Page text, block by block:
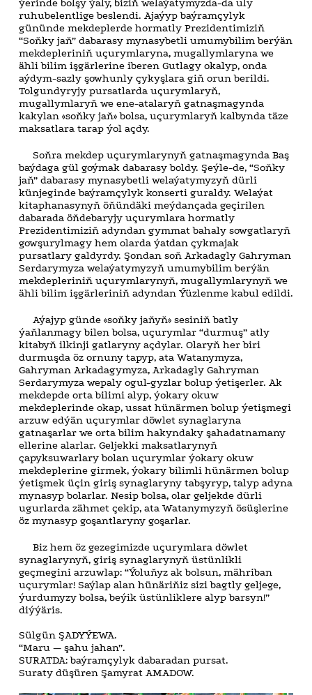
ýerinde bolşy ýaly, biziň welaýatymyzda-da uly
ruhubelentlige beslendi. Ajaýyp baýramçylyk
gününde mekdeplerde hormatly Prezidentimiziň
“Soňky jaň” dabarasy mynasybetli umumybilim berýän
mekdepleriniň uçurymlaryna, mugallymlaryna we
ähli bilim işgärlerine iberen Gutlagy okalyp, onda
aýdym-sazly şowhunly çykyşlara giň orun berildi.
Tolgundyryjy pursatlarda uçurymlaryň,
mugallymlaryň we ene-atalaryň gatnaşmagynda
kakylan «soňky jaň» bolsa, uçurymlaryň kalbynda täze
maksatlara tarap ýol açdy.
Soňra mekdep uçurymlarynyň gatnaşmagynda Baş
baýdaga gül goýmak dabarasy boldy. Şeýle-de, “Soňky
jaň” dabarasy mynasybetli welaýatymyzyň dürli
künjeginde baýramçylyk konserti guraldy. Welaýat
kitaphanasynyň öňündäki meýdançada geçirilen
dabarada öňdebaryjy uçurymlara hormatly
Prezidentimiziň adyndan gymmat bahaly sowgatlaryň
gowşurylmagy hem olarda ýatdan çykmajak
pursatlary galdyrdy. Şondan soň Arkadagly Gahryman
Serdarymyza welaýatymyzyň umumybilim berýän
mekdepleriniň uçurymlarynyň, mugallymlarynyň we
ähli bilim işgärleriniň adyndan Ýüzlenme kabul edildi.
Aýajyp günde «soňky jaňyň» sesiniň batly
ýaňlanmagy bilen bolsa, uçurymlar “durmuş” atly
kitabyň ilkinji gatlaryny açdylar. Olaryň her biri
durmuşda öz ornuny tapyp, ata Watanymyza,
Gahryman Arkadagymyza, Arkadagly Gahryman
Serdarymyza wepaly ogul-gyzlar bolup ýetişerler. Ak
mekdepde orta bilimi alyp, ýokary okuw
mekdeplerinde okap, ussat hünärmen bolup ýetişmegi
arzuw edýän uçurymlar döwlet synaglaryna
gatnaşarlar we orta bilim hakyndaky şahadatnamany
ellerine alarlar. Geljekki maksatlarynyň
çapyksuwarlary bolan uçurymlar ýokary okuw
mekdeplerine girmek, ýokary bilimli hünärmen bolup
ýetişmek üçin giriş synaglaryny tabşyryp, talyp adyna
mynasyp bolarlar. Nesip bolsa, olar geljekde dürli
ugurlarda zähmet çekip, ata Watanymyzyň ösüşlerine
öz mynasyp goşantlaryny goşarlar.
Biz hem öz gezegimizde uçurymlara döwlet
synaglarynyň, giriş synaglarynyň üstünlikli
geçmegini arzuwlap: “Ýoluňyz ak bolsun, mähriban
uçurymlar! Saýlap alan hünäriňiz sizi bagtly geljege,
ýurdumyzy bolsa, beýik üstünliklere alyp barsyn!”
diýýäris.
Sülgün ŞADYÝEWA.
“Maru — şahu jahan”.
SURATDA: baýramçylyk dabaradan pursat.
Suraty düşüren Şamyrat AMADOW.